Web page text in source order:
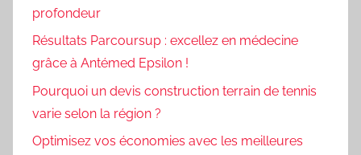
profondeur
Résultats Parcoursup : excellez en médecine
grâce à Antémed Epsilon !
Pourquoi un devis construction terrain de tennis
varie selon la région ?
Optimisez vos économies avec les meilleures